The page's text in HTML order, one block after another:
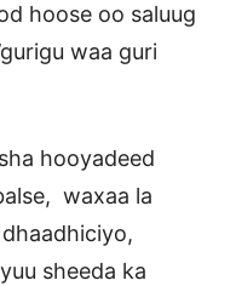
hoose oo saluug
waa guri
hooyadeed
waxaa la
sheeda ka